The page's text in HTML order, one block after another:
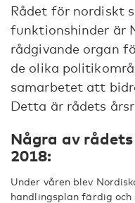
Rådet för nordiskt
funktionshinder är
rådgivande organ
de olika
samarbetet att
Detta är rådets
Några av
2018:
Under våren blev
handlingsplan färdig